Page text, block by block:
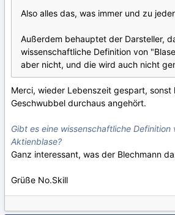
Also alles das, was immer und zu
Außerdem behauptet der Darsteller,
wissenschaftliche Definition von
aber nicht, und die wird auch nicht
Merci, wieder Lebenszeit gespart, sonst
Geschwubbel durchaus angehört.
Gibt es eine wissenschaftliche Definition
Aktienblase?
Ganz interessant, was der Blechmann
Grüße No.Skill